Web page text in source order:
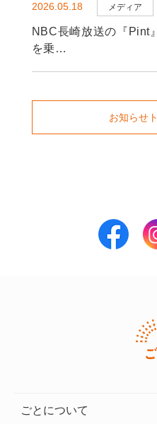
2026.05.18 メディア
NBC長崎放送の『Pint
を乗…
お知らせ
ごとについて